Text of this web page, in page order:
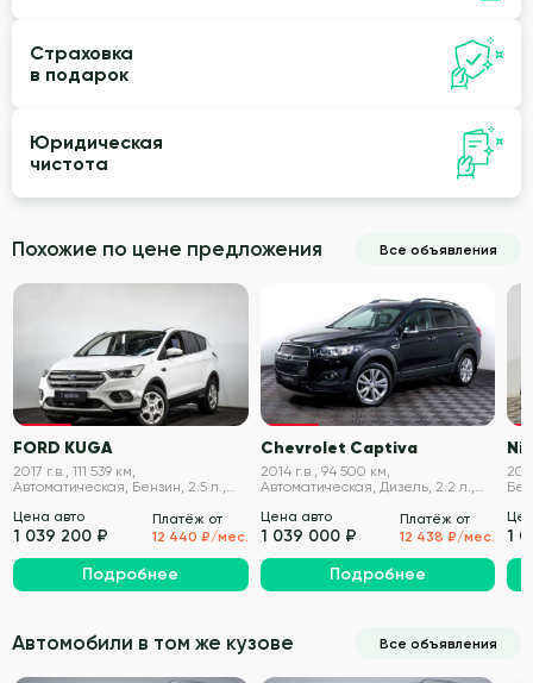
Страховка
в подарок
Юридическая
чистота
Похожие по цене предложения Все объявления
VIN проверен
FORD KUGA
2017 г.в., 111 539 км,
Автоматическая, Бензин, 2.5 л.,
Цена авто
1 039 200 ₽
Платёж от
12 440 ₽/мес.
Подробнее
VIN проверен
Chevrolet Captiva
2014 г.в., 94 500 км,
Автоматическая, Дизель, 2.2 л.,
Цена авто
1 039 000 ₽
Платёж от
12 438 ₽/мес.
Подробнее
1
Автомобили в том же кузове Все объявления